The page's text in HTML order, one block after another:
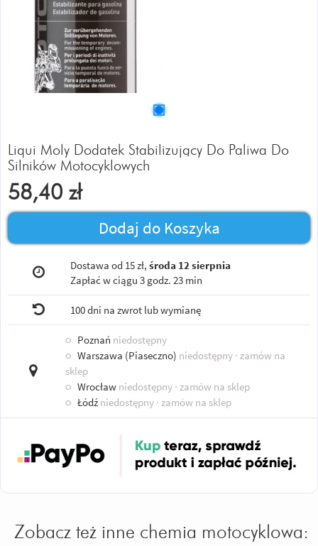
Liqui Moly Dodatek Stabilizujący Do Paliwa Do
Silników Motocyklowych
58,40 zł
Dodaj do Koszyka
Dostawa od 15 zł, środa 12 sierpnia
Zapłać w ciągu 3 godz. 23 min
100 dni na zwrot lub wymianę
○ Poznań niedostępny
○ Warszawa (Piaseczno) niedostępny · zamów na
sklep
○ Wrocław niedostępny · zamów na sklep
○ Łódź niedostępny · zamów na sklep
Zobacz też inne chemia motocyklowa: